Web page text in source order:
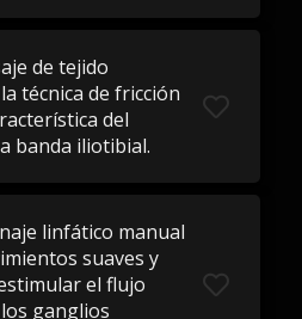
de tejido
técnica de fricción
del
banda iliotibial.
linfático manual
suaves y
el flujo
ganglios